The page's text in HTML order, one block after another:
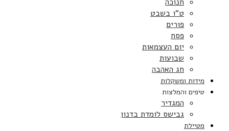
ט”ו בשבט
פורים
פסח
יום העצמאות
שבועות
חג האהבה
מידות ומשקלות
טיפים והמלצות
המגדיר
גבישס לומדת בדנון
מטיילת